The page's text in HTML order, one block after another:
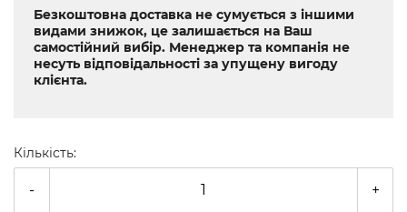
Безкоштовна доставка не сумується з іншими
видами знижок, це залишається на Ваш
самостійний вибір. Менеджер та компанія не
несуть відповідальності за упущену вигоду
клієнта.
Кількість:
- +